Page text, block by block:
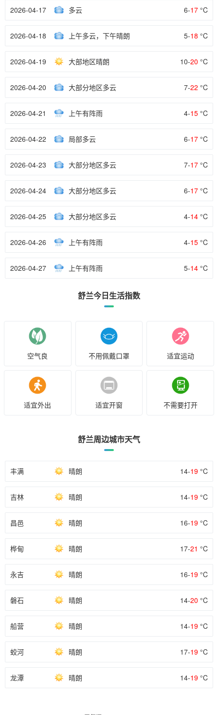
2026-04-17 多云 6-17 °C
2026-04-18 上午多云，下午晴朗 5-18 °C
2026-04-19 大部地区晴朗 10-20 °C
2026-04-20 大部分地区多云 7-22 °C
2026-04-21 上午有阵雨 4-15 °C
2026-04-22 局部多云 6-17 °C
2026-04-23 大部分地区多云 7-17 °C
2026-04-24 大部分地区多云 6-17 °C
2026-04-25 大部分地区多云 4-14 °C
2026-04-26 上午有阵雨 4-15 °C
2026-04-27 上午有阵雨 5-14 °C
舒兰今日生活指数
空气良 不用佩戴口罩 适宜运动
适宜外出 适宜开窗 不需要打开
舒兰周边城市天气
丰满 晴朗 14-19 °C
吉林 晴朗 14-19 °C
昌邑 晴朗 16-19 °C
桦甸 晴朗 17-21 °C
永吉 晴朗 16-19 °C
磐石 晴朗 14-20 °C
船营 晴朗 14-19 °C
蛟河 晴朗 17-19 °C
龙潭 晴朗 14-19 °C